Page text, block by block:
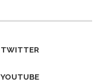
TWITTER
YOUTUBE